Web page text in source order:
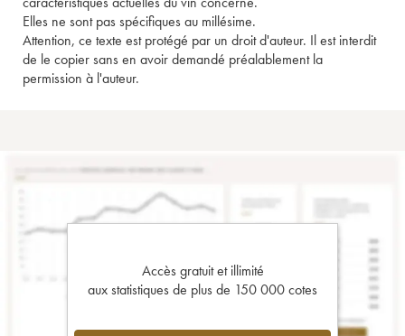
Elles ne sont pas spécifiques au millésime.
Attention, ce texte est protégé par un droit d'auteur. Il est interdit
de le copier sans en avoir demandé préalablement la
permission à l'auteur.
Accès gratuit et illimité
aux statistiques de plus de 150 000 cotes